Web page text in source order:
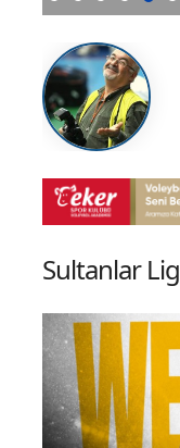
Eczacıbaşı
Sultanlar